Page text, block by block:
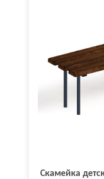
Скамейка